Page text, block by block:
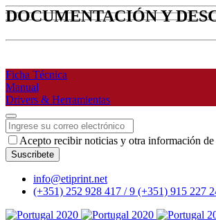
DOCUMENTACIÓN Y
Ficha Técnica
Manual
Drivers & Herramientas
Website
URL*
Acepto recibir noticias y otra información
Suscribete
info@etiprint.net
(+351) 252 928 417 / 9 (+351) 915 227